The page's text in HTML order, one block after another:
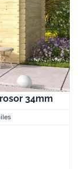
34mm